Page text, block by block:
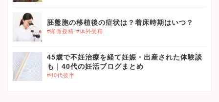
胚盤胞の移植後の症状は？着床時期はいつ？
#顕微授精 #体外受精
}}
45歳で不妊治療を経て妊娠・出産された体験談
も｜40代の妊活ブログまとめ
#40代後半